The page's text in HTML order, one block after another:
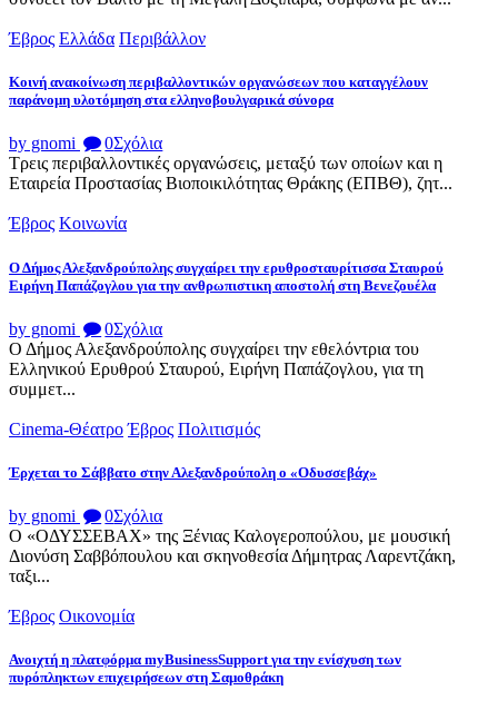
Έβρος Ελλάδα Περιβάλλον
Κοινή ανακοίνωση περιβαλλοντικών οργανώσεων που καταγγέλουν
παράνομη υλοτόμηση στα ελληνοβουλγαρικά σύνορα
by gnomi 0Σχόλια
Τρεις περιβαλλοντικές οργανώσεις, μεταξύ των οποίων και η
Εταιρεία Προστασίας Βιοποικιλότητας Θράκης (ΕΠΒΘ), ζητ...
Έβρος Κοινωνία
Ο Δήμος Αλεξανδρούπολης συγχαίρει την ερυθροσταυρίτισσα Σταυρού
Ειρήνη Παπάζογλου για την ανθρωπιστικη αποστολή στη Βενεζουέλα
by gnomi 0Σχόλια
Ο Δήμος Αλεξανδρούπολης συγχαίρει την εθελόντρια του
Ελληνικού Ερυθρού Σταυρού, Ειρήνη Παπάζογλου, για τη
συμμετ...
Cinema-Θέατρο Έβρος Πολιτισμός
Έρχεται το Σάββατο στην Αλεξανδρούπολη ο «Οδυσσεβάχ»
by gnomi 0Σχόλια
Ο «ΟΔΥΣΣΕΒΑΧ» της Ξένιας Καλογεροπούλου, με μουσική
Διονύση Σαββόπουλου και σκηνοθεσία Δήμητρας Λαρεντζάκη,
ταξι...
Έβρος Οικονομία
Ανοιχτή η πλατφόρμα myBusinessSupport για την ενίσχυση των
πυρόπληκτων επιχειρήσεων στη Σαμοθράκη